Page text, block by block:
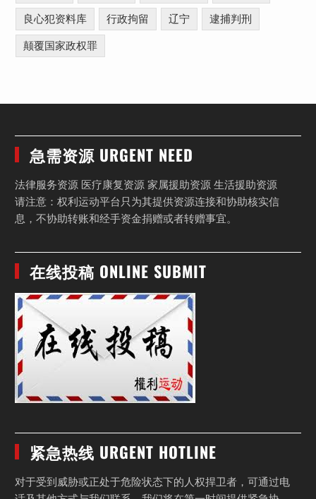
良心犯资料库 行政拘留 辽宁 逮捕判刑
颠覆国家政权罪
急需资源 URGENT NEED
法律服务资源 医疗康复资源 家属援助资源 生活援助资源
请注意：权利运动平台只为其提供资源连接和协助核实信
息，不协助转账和经手资金捐赠或者转赠事宜。
在线投稿 ONLINE SUBMIT
紧急热线 URGENT HOTLINE
对于受到威胁或正处于危险状态下的人权捍卫者，可通过电